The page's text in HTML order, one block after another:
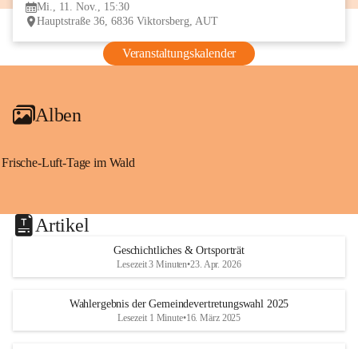
Mi., 11. Nov., 15:30
Hauptstraße 36, 6836 Viktorsberg, AUT
Veranstaltungskalender
Alben
Frische-Luft-Tage im Wald
Artikel
Geschichtliches & Ortsporträt
Lesezeit 3 Minuten•23. Apr. 2026
Wahlergebnis der Gemeindevertretungswahl 2025
Lesezeit 1 Minute•16. März 2025